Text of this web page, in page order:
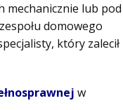
mechanicznie lub pod
domowego
który zalecił
w